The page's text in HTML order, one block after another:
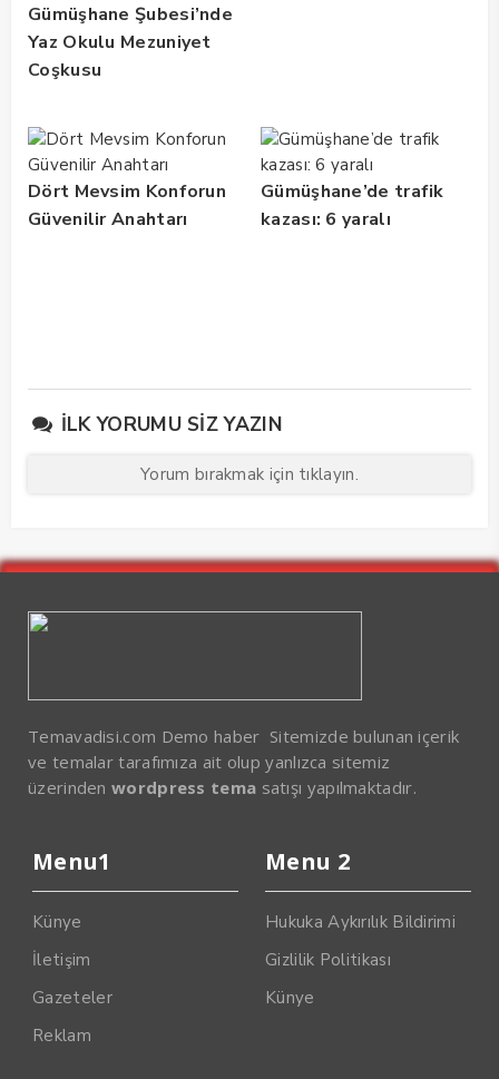
Gümüşhane Şubesi’nde
Yaz Okulu Mezuniyet
Coşkusu
Dört Mevsim Konforun
Güvenilir Anahtarı
Gümüşhane’de trafik
kazası: 6 yaralı
İLK YORUMU SIZ YAZIN
Yorum bırakmak için tıklayın.
Temavadisi.com Demo haber Sitemizde bulunan içerik
ve temalar tarafımıza ait olup yanlızca sitemiz
üzerinden wordpress tema satışı yapılmaktadır.
Menu1
Künye
İletişim
Gazeteler
Reklam
Menu 2
Hukuka Aykırılık Bildirimi
Gizlilik Politikası
Künye